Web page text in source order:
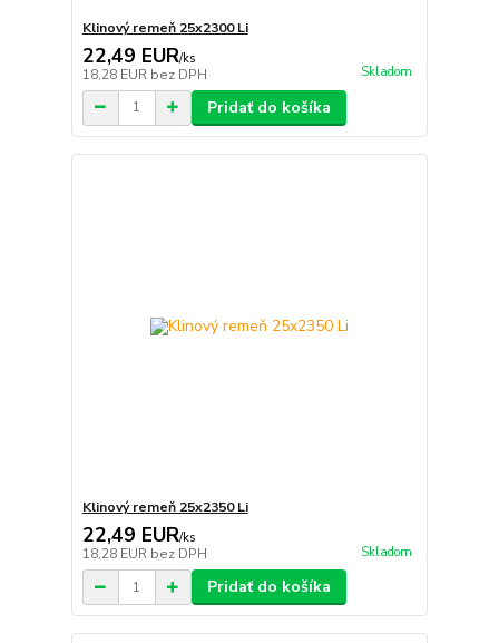
Klinový remeň 25x2300 Li
22,49 EUR/ks
18,28 EUR bez DPH Skladom
Pridať do košíka
Klinový remeň 25x2350 Li
22,49 EUR/ks
18,28 EUR bez DPH Skladom
Pridať do košíka